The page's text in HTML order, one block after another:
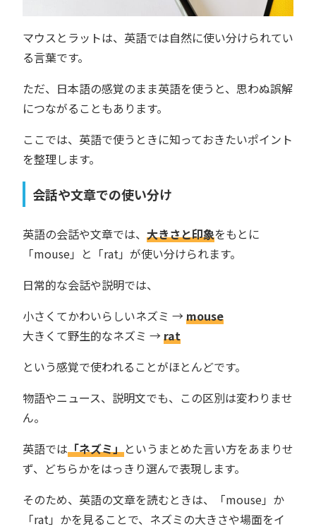
マウスとラットは、英語では自然に使い分けられてい
る言葉です。
ただ、日本語の感覚のまま英語を使うと、思わぬ誤解
につながることもあります。
ここでは、英語で使うときに知っておきたいポイント
を整理します。
会話や文章での使い分け
英語の会話や文章では、 大きさと印象をもとに
「mouse」と「rat」が使い分けられます。
日常的な会話や説明では、
小さくてかわいらしいネズミ →mouse
大きくて野生的なネズミ →rat
という感覚で使われることがほとんどです。
物語やニュース、説明文でも、この区別は変わりませ
ん。
英語では「ネズミ」というまとめた言い方をあまりせ
ず、どちらかをはっきり選んで表現します。
そのため、英語の文章を読むときは、「mouse」か
「rat」かを見ることで、ネズミの大きさや場面をイ